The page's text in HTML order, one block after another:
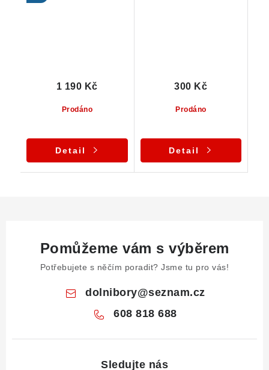
Prodáno
1 190 Kč
Detail
Prodáno
300 Kč
Detail
Pomůžeme vám s výběrem
Potřebujete s něčím poradit? Jsme tu pro vás!
dolnibory@seznam.cz
608 818 688